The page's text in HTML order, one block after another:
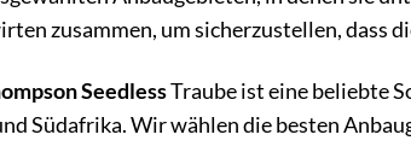
zusammen, um sicherzustellen, dass
SeedlessTraube ist eine beliebte
Südafrika. Wir wählen die besten